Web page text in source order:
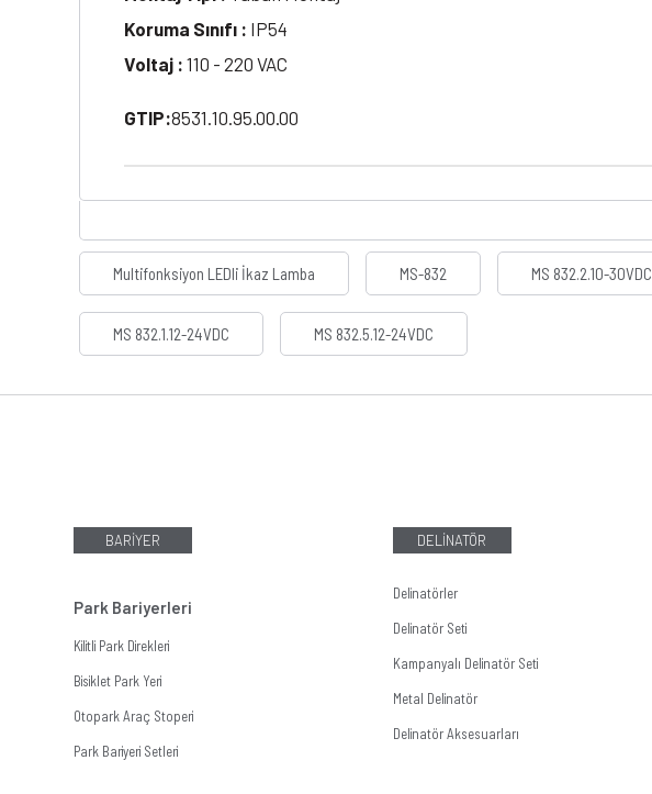
Koruma Sınıfı : IP54
Voltaj : 110 - 220 VAC
GTIP:8531.10.95.00.00
Multifonksiyon LEDli İkaz Lamba MS-832 MS 832.2.10-30VDC
MS 832.1.12-24VDC MS 832.5.12-24VDC
BARİYER
Park Bariyerleri
Kilitli Park Direkleri
Bisiklet Park Yeri
Otopark Araç Stoperi
Park Bariyeri Setleri
DELİNATÖR
Delinatörler
Delinatör Seti
Kampanyalı Delinatör Seti
Metal Delinatör
Delinatör Aksesuarları